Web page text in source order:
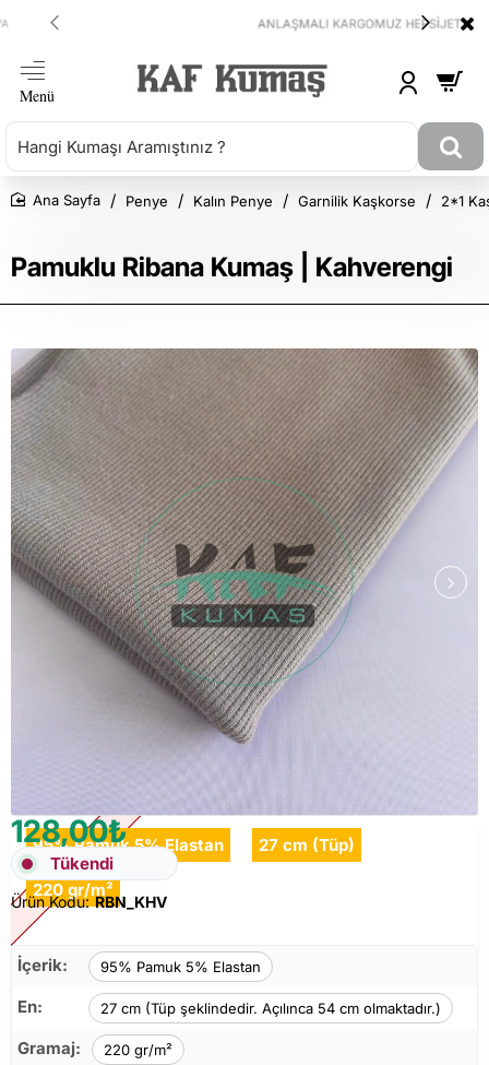
ANLAŞMALI KARGOMUZ HEPSİJET
Pamuklu Ribana Kumaş | Kahverengi
Penye Kalın Penye Garnilik Kaşkorse 2*1
Tükendi
95% Pamuk 5% Elastan 27 cm (Tüp)
220 gr/m²
128,00₺
Tükendi
Ürün Kodu: RBN_KHV
İçerik: 95% Pamuk 5% Elastan
En: 27 cm (Tüp şeklindedir. Açılınca 54 cm olmaktadır.)
Gramaj: 220 gr/m²